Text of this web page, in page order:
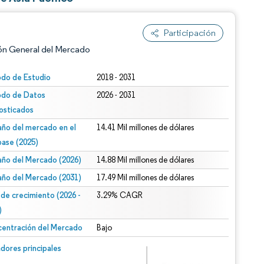
Participación
General del Mercado
de Estudio 2018 - 2031
de Datos
2026 - 2031
del mercado en el
(2025)
14.41 Mil millones de dólares
del Mercado (2026) 14.88 Mil millones de dólares
del Mercado (2031) 17.49 Mil millones de dólares
de crecimiento (2026 -
3.29% CAGR
del Mercado Bajo
principales
© Mordor Intelligence. El uso requiere atribución según CC BY 4.0.
CC BY 4.0.